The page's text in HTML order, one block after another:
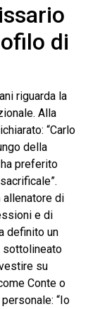
di
riguarda la
Alla
“Carlo
della
preferito
allenatore di
e di
definito un
sottolineato
su
Conte o
“Io